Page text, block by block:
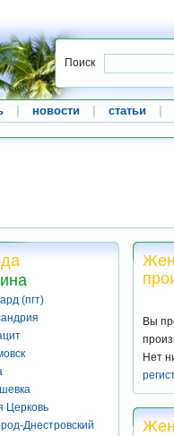
Поиск
новости статьи
(пгт)
Церковь
Днестровский
Вы
Нет